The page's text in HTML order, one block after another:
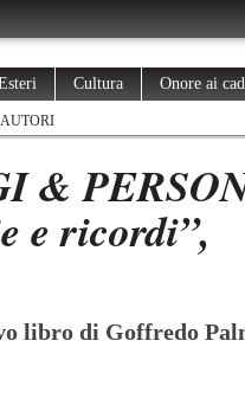
Cultura Onore ai
&
e ricordi”,
libro di Goffredo